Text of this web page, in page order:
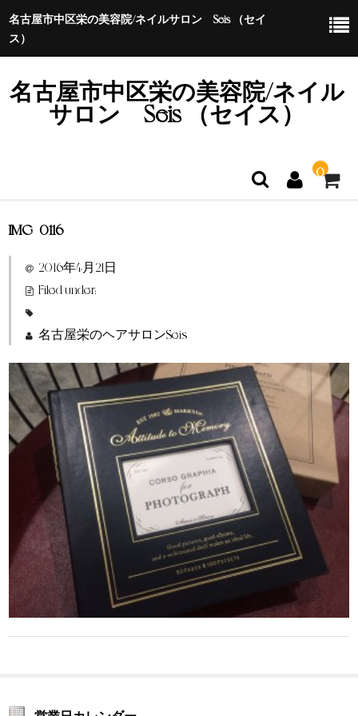
名古屋市中区栄の美容院/ネイルサロン Seis （セイ
ス）
名古屋市中区栄の美容院/ネイル
サロン Seis （セイス）
0
ホーム
特定商取引法に基づく表示
IMG_0116
2016年4月21日
Filed under:
名古屋栄のヘアサロンSeis